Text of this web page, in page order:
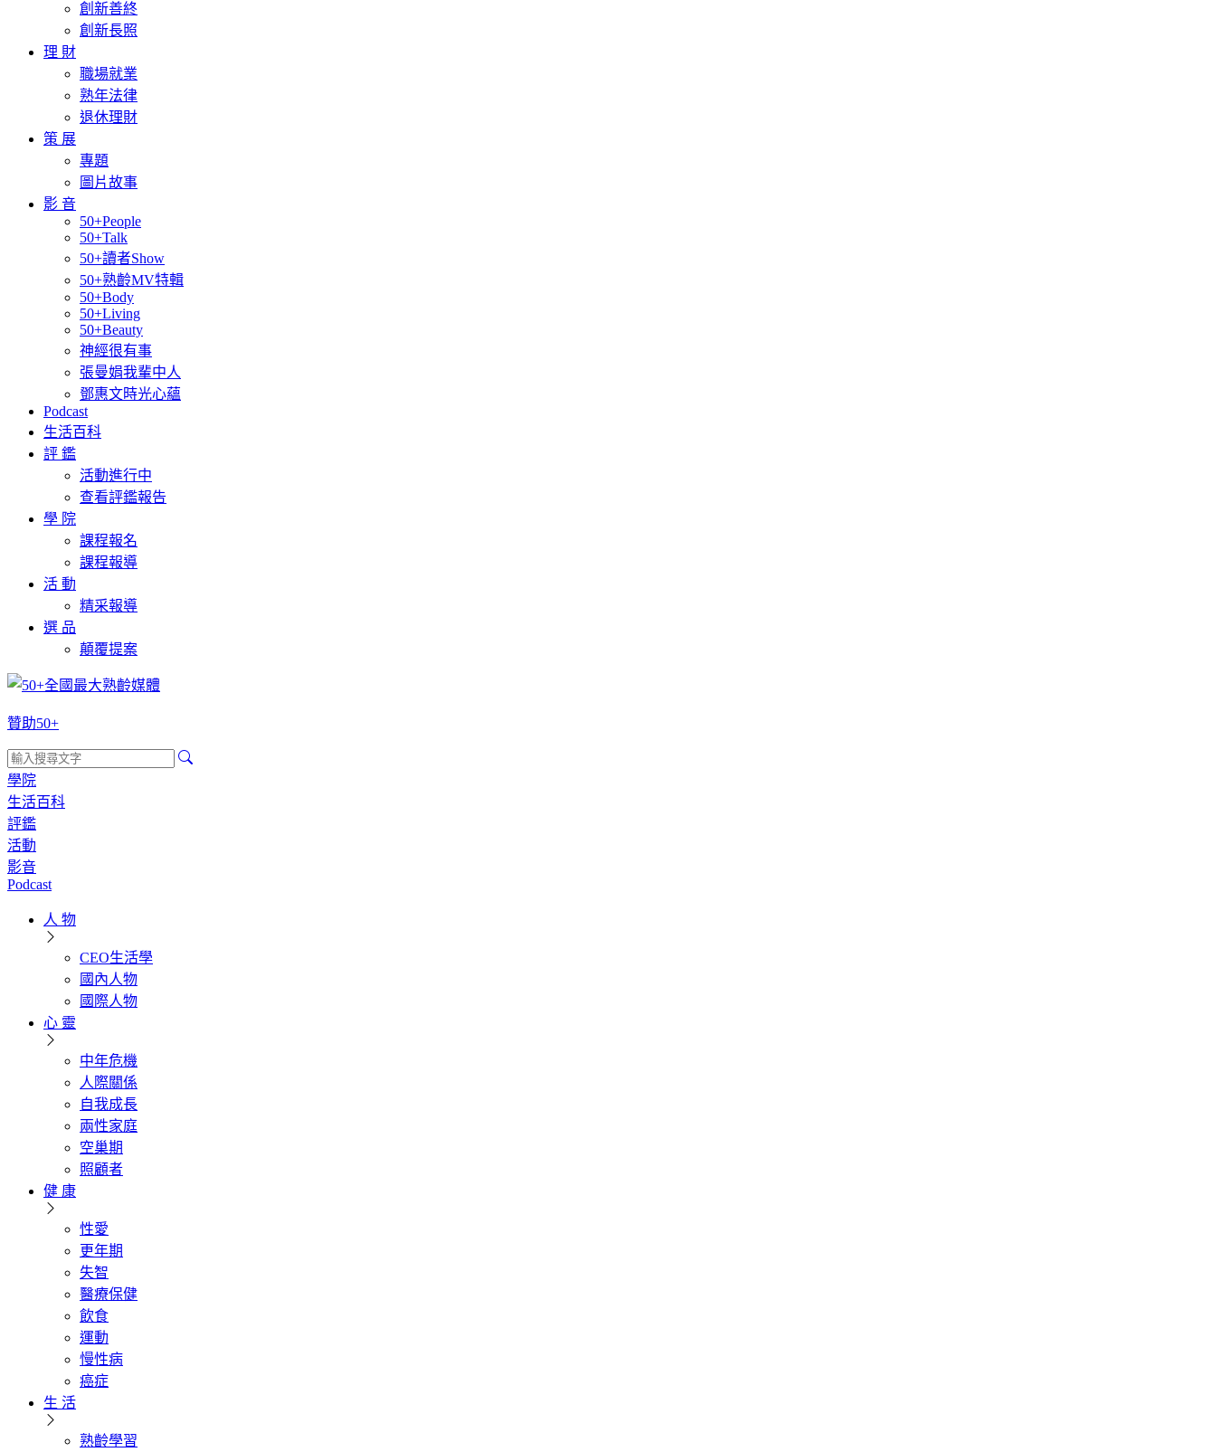
創新善終
創新長照
理 財
職場就業
熟年法律
退休理財
策 展
專題
圖片故事
影 音
50+People
50+Talk
50+讀者Show
50+熟齡MV特輯
50+Body
50+Living
50+Beauty
神經很有事
張曼娟我輩中人
鄧惠文時光心蘊
Podcast
生活百科
評 鑑
活動進行中
查看評鑑報告
學 院
課程報名
課程報導
活 動
精采報導
選 品
顛覆提案
贊助50+
學院
生活百科
評鑑
活動
影音
Podcast
人 物
CEO生活學
國內人物
國際人物
心 靈
中年危機
人際關係
自我成長
兩性家庭
空巢期
照顧者
健 康
性愛
更年期
失智
醫療保健
飲食
運動
慢性病
癌症
生 活
熟齡學習